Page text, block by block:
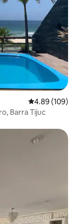
Calificación
4.89 (109)
Barra Tijuc